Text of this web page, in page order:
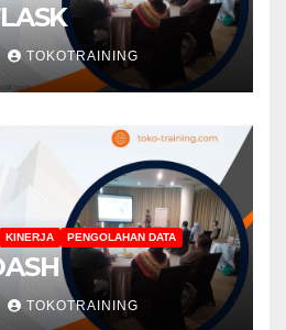
TOKOTRAINING
KINERJA PENGOLAHAN DATA
TOKOTRAINING